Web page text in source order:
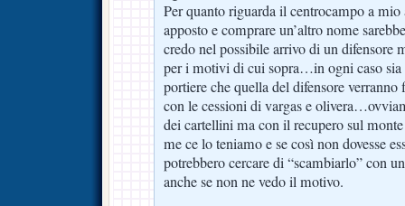
Per quanto riguarda il centrocampo a
apposto e comprare un’altro nome
credo nel possibile arrivo di un difensore
per i motivi di cui sopra…in ogni caso sia
portiere che quella del difensore
con le cessioni di vargas e
dei cartellini ma con il recupero sul
me ce lo teniamo e se così non dovesse
potrebbero cercare di “scambiarlo” con
anche se non ne vedo il motivo.